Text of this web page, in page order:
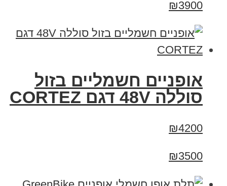
₪3900
אופניים חשמליים בזול
סוללה 48V דגם CORTEZ
₪4200
₪3500